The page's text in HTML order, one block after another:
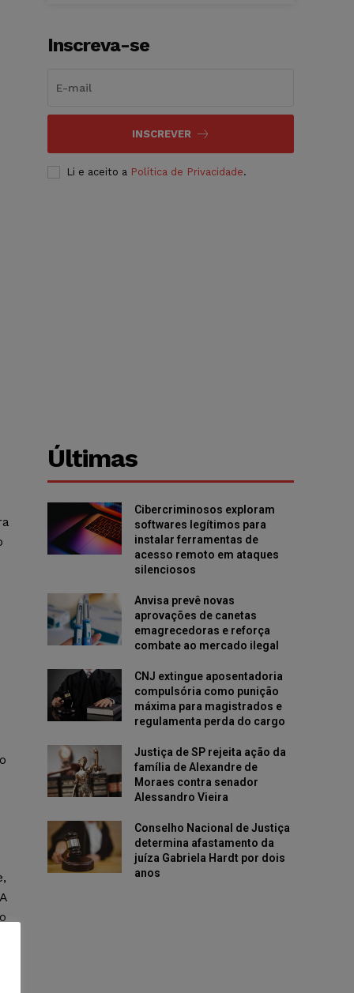
Inscreva-se
INSCREVER
Li e aceito a Política de Privacidade.
Últimas
Cibercriminosos exploram
softwares legítimos para
instalar ferramentas de
acesso remoto em ataques
silenciosos
Anvisa prevê novas
aprovações de canetas
emagrecedoras e reforça
combate ao mercado ilegal
CNJ extingue aposentadoria
compulsória como punição
máxima para magistrados e
regulamenta perda do cargo
Justiça de SP rejeita ação da
família de Alexandre de
Moraes contra senador
Alessandro Vieira
Conselho Nacional de Justiça
determina afastamento da
juíza Gabriela Hardt por dois
anos